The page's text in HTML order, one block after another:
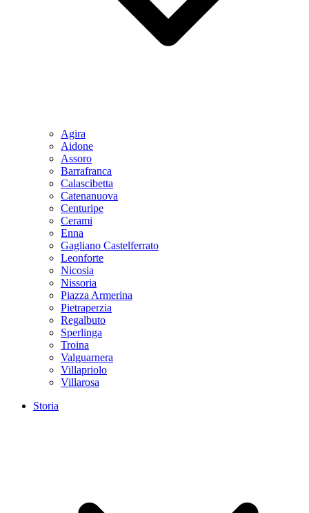
Agira
Aidone
Assoro
Barrafranca
Calascibetta
Catenanuova
Centuripe
Cerami
Enna
Gagliano Castelferrato
Leonforte
Nicosia
Nissoria
Piazza Armerina
Pietraperzia
Regalbuto
Sperlinga
Troina
Valguarnera
Villapriolo
Villarosa
Storia